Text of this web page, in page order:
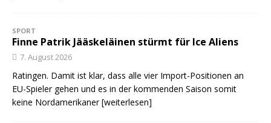
SPORT
Finne Patrik Jääskeläinen stürmt für Ice Aliens
7. August 2026
Ratingen. Damit ist klar, dass alle vier Import-Positionen an
EU-Spieler gehen und es in der kommenden Saison somit
keine Nordamerikaner[weiterlesen]